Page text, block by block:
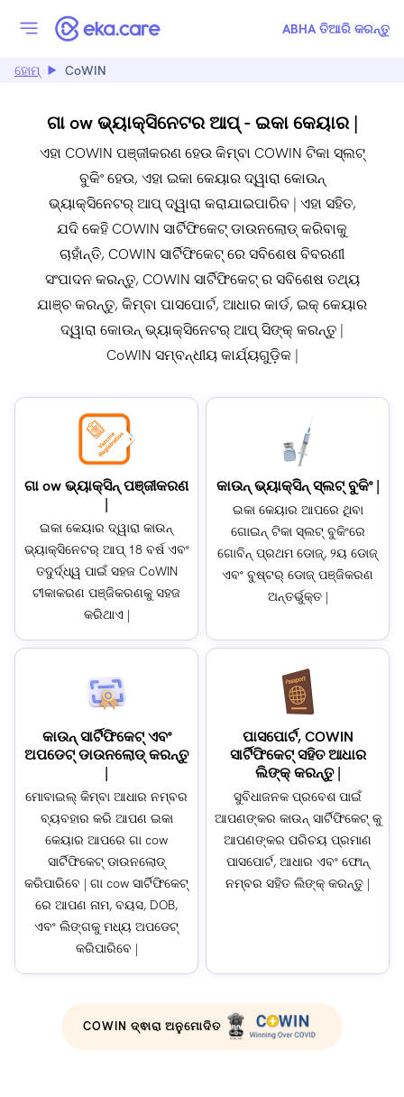
ABHA ତିଆରି କରନ୍ତୁ
ହୋମ୍ CoWIN
ଗା ow ଭ୍ୟାକ୍ସିନେଟର ଆପ୍ - ଇକା କେୟାର |
ଏହା COWIN ପଞ୍ଜୀକରଣ ହେଉ କିମ୍ବା COWIN ଟିକା ସ୍ଲଟ୍
ବୁକିଂ ହେଉ, ଏହା ଇକା କେୟାର ଦ୍ୱାରା କୋଉନ୍
ଭ୍ୟାକ୍ସିନେଟର୍ ଆପ୍ ଦ୍ୱାରା କରାଯାଇପାରିବ | ଏହା ସହିତ,
ଯଦି କେହି COWIN ସାର୍ଟିଫିକେଟ୍ ଡାଉନଲୋଡ୍ କରିବାକୁ
ଚାହାଁନ୍ତି, COWIN ସାର୍ଟିଫିକେଟ୍ ରେ ସବିଶେଷ ବିବରଣୀ
ସଂପାଦନ କରନ୍ତୁ, COWIN ସାର୍ଟିଫିକେଟ୍ ର ସବିଶେଷ ତଥ୍ୟ
ଯାଞ୍ଚ କରନ୍ତୁ, କିମ୍ବା ପାସପୋର୍ଟ, ଆଧାର କାର୍ଡ, ଇକ୍ କେୟାର
ଦ୍ୱାରା କୋଉନ୍ ଭ୍ୟାକ୍ସିନେଟର୍ ଆପ୍ ସିଙ୍କ୍ କରନ୍ତୁ |
CoWIN ସମ୍ବନ୍ଧୀୟ କାର୍ଯ୍ୟଗୁଡ଼ିକ |
ଗା ow ଭ୍ୟାକ୍ସିନ୍ ପଞ୍ଜୀକରଣ
|
ଇକା କେୟାର ଦ୍ୱାରା କାଉନ୍
ଭ୍ୟାକ୍ସିନେଟର୍ ଆପ୍ 18 ବର୍ଷ ଏବଂ
ତଦୁର୍ଦ୍ଧ୍ୱ ପାଇଁ ସହଜ CoWIN
ଟୀକାକରଣ ପଞ୍ଜିକରଣକୁ ସହଜ
କରିଥାଏ |
କାଉନ୍ ଭ୍ୟାକ୍ସିନ୍ ସ୍ଲଟ୍ ବୁକିଂ |
ଇକା କେୟାର ଆପରେ ଥିବା
ଗୋଇନ୍ ଟିକା ସ୍ଲଟ୍ ବୁକିଂରେ
ଗୋବିନ୍ ପ୍ରଥମ ଡୋଜ୍, ୨ୟ ଡୋଜ୍
ଏବଂ ବୁଷ୍ଟର୍ ଡୋଜ୍ ପଞ୍ଜିକରଣ
ଅନ୍ତର୍ଭୁକ୍ତ |
କାଉନ୍ ସାର୍ଟିଫିକେଟ୍ ଏବଂ
ଅପଡେଟ୍ ଡାଉନଲୋଡ୍ କରନ୍ତୁ
|
ମୋବାଇଲ୍ କିମ୍ବା ଆଧାର ନମ୍ବର
ବ୍ୟବହାର କରି ଆପଣ ଇକା
କେୟାର ଆପରେ ଗା cow
ସାର୍ଟିଫିକେଟ୍ ଡାଉନଲୋଡ୍
କରିପାରିବେ | ଗା cow ସାର୍ଟିଫିକେଟ୍
ରେ ଆପଣ ନାମ, ବୟସ, DOB,
ଏବଂ ଲିଙ୍ଗକୁ ମଧ୍ୟ ଅପଡେଟ୍
କରିପାରିବେ |
ପାସପୋର୍ଟ, COWIN
ସାର୍ଟିଫିକେଟ୍ ସହିତ ଆଧାର
ଲିଙ୍କ୍ କରନ୍ତୁ |
ସୁବିଧାଜନକ ପ୍ରବେଶ ପାଇଁ
ଆପଣଙ୍କର କାଉନ୍ ସାର୍ଟିଫିକେଟ୍ କୁ
ଆପଣଙ୍କର ପରିଚୟ ପ୍ରମାଣ
ପାସପୋର୍ଟ, ଆଧାର ଏବଂ ଫୋନ୍
ନମ୍ବର ସହିତ ଲିଙ୍କ୍ କରନ୍ତୁ |
COWIN ଦ୍ଵାରା ଅନୁମୋଦିତ